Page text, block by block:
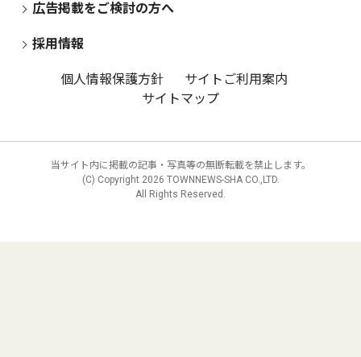
広告掲載をご検討の方へ
採用情報
個人情報保護方針
サイトご利用案内
サイトマップ
当サイト内に掲載の記事・写真等の無断転載を禁止します。
(C) Copyright 2026 TOWNNEWS-SHA CO.,LTD.
All Rights Reserved.